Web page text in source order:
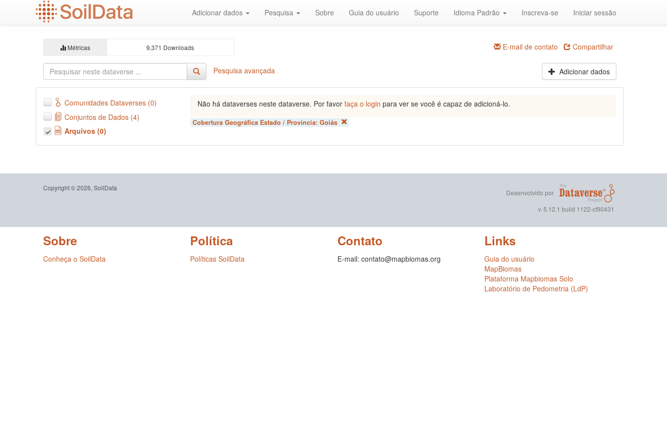
Adicionar dados Pesquisa Sobre Guia do usuário Suporte Idioma Padrão Inscreva-se Iniciar sessão
Métricas 9,371 Downloads E-mail de contato Compartilhar
Pesquisa avançada Adicionar dados
Comunidades Dataverses (0)
Conjuntos de Dados (4)
Arquivos (0)
Não há dataverses neste dataverse. Por favor faça o login para ver se você é capaz de adicioná-lo.
Cobertura Geográfica Estado / Província: Goiás
Copyright © 2026, SoilData
Desenvolvido por
v. 5.12.1 build 1122-cf90431
Sobre
Conheça o SoilData
Política
Políticas SoilData
Contato
E-mail: contato@mapbiomas.org
Links
Guia do usuário
MapBiomas
Plataforma Mapbiomas Solo
Laboratório de Pedometria (LdP)